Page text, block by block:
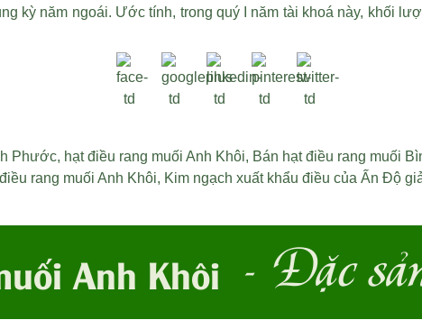
kỳ năm ngoái. Ước tính, trong quý I năm tài khoá này, khối
Phước, hạt điều rang muối Anh Khôi, Bán hạt điều rang muối
rang muối Anh Khôi, Kim ngạch xuất khẩu điều của Ấn Độ
Anh Khôi - Đặc